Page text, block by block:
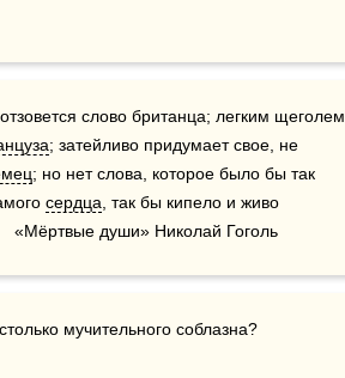
отзовется слово британца; легким щеголем
; затейливо придумает свое, не
; но нет слова, которое было бы так
сердца , так бы кипело и живо
«Мёртвые души» Николай Гоголь
мучительного соблазна?